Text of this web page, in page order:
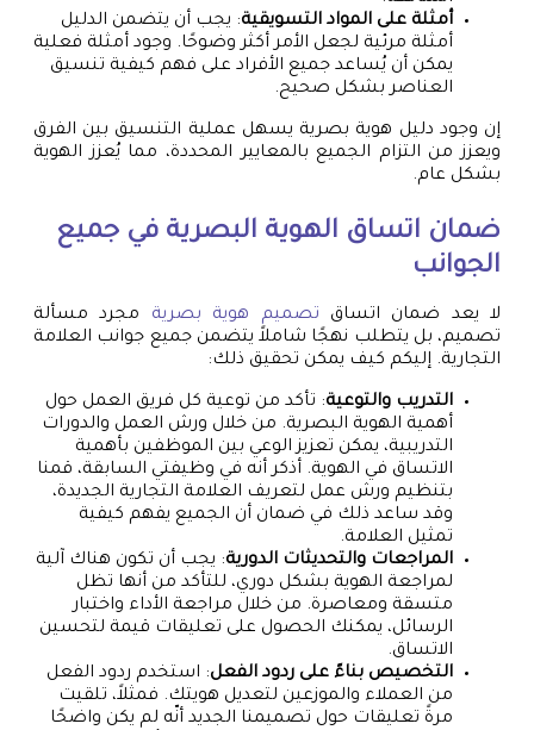
أمثلة على المواد التسويقية: يجب أن يتضمن الدليل
أمثلة مرئية لجعل الأمر أكثر وضوحًا. وجود أمثلة فعلية
يمكن أن يُساعد جميع الأفراد على فهم كيفية تنسيق
العناصر بشكل صحيح.
إن وجود دليل هوية بصرية يسهل عملية التنسيق بين الفرق
ويعزز من التزام الجميع بالمعايير المحددة، مما يُعزز الهوية
بشكل عام.
ضمان اتساق الهوية البصرية في جميع
الجوانب
لا يعد ضمان اتساق تصميم هوية بصرية مجرد مسألة
تصميم، بل يتطلب نهجًا شاملاً يتضمن جميع جوانب العلامة
التجارية. إليكم كيف يمكن تحقيق ذلك:
التدريب والتوعية: تأكد من توعية كل فريق العمل حول
أهمية الهوية البصرية. من خلال ورش العمل والدورات
التدريبية، يمكن تعزيز الوعي بين الموظفين بأهمية
الاتساق في الهوية. أذكر أنه في وظيفتي السابقة، قمنا
بتنظيم ورش عمل لتعريف العلامة التجارية الجديدة،
وقد ساعد ذلك في ضمان أن الجميع يفهم كيفية
تمثيل العلامة.
المراجعات والتحديثات الدورية: يجب أن تكون هناك آلية
لمراجعة الهوية بشكل دوري، للتأكد من أنها تظل
متسقة ومعاصرة. من خلال مراجعة الأداء واختبار
الرسائل، يمكنك الحصول على تعليقات قيمة لتحسين
الاتساق.
التخصيص بناءً على ردود الفعل: استخدم ردود الفعل
من العملاء والموزعين لتعديل هويتك. فمثلاً، تلقيت
مرةً تعليقات حول تصميمنا الجديد أنّه لم يكن واضحًا